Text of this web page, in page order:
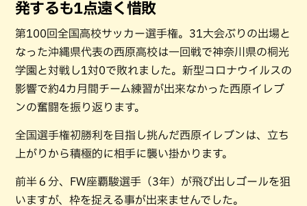
発するも1点遠く惜敗
第100回全国高校サッカー選手権。31大会ぶりの出場と
なった沖縄県代表の西原高校は一回戦で神奈川県の桐光
学園と対戦し1対0で敗れました。新型コロナウイルスの
影響で約4カ月間チーム練習が出来なかった西原イレブ
ンの奮闘を振り返ります。
全国選手権初勝利を目指し挑んだ西原イレブンは、立ち
上がりから積極的に相手に襲い掛かります。
前半６分、FW座覇駿選手（3年）が飛び出しゴールを狙
いますが、枠を捉える事が出来ませんでした。